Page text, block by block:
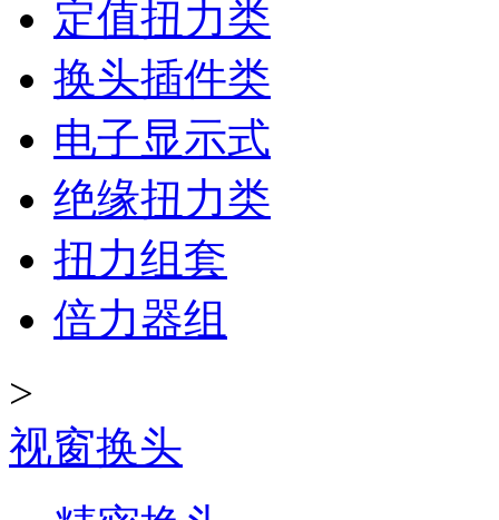
定值扭力类
换头插件类
电子显示式
绝缘扭力类
扭力组套
倍力器组
>
视窗换头